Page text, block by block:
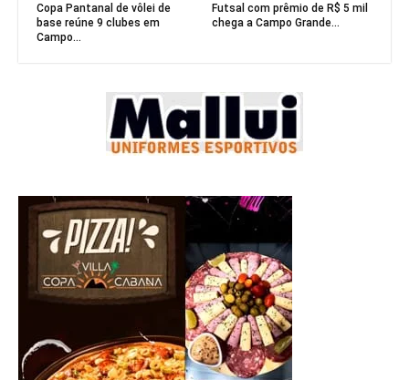
Copa Pantanal de vôlei de
base reúne 9 clubes em
Campo...
Futsal com prêmio de R$ 5 mil
chega a Campo Grande...